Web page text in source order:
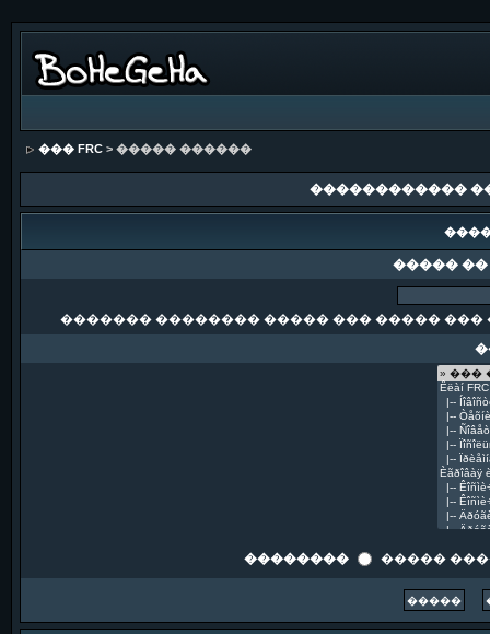
��� FRC> ����� ������
������������
�����
������� �������� ����� ��� ����� ���
�������� �����